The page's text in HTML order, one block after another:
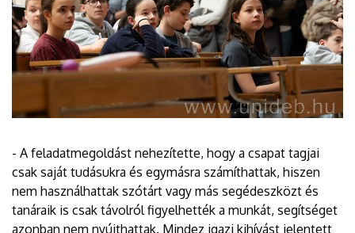
- A feladatmegoldást nehezítette, hogy a csapat tagjai
csak saját tudásukra és egymásra számíthattak, hiszen
nem használhattak szótárt vagy más segédeszközt és
tanáraik is csak távolról figyelhették a munkát, segítséget
azonban nem nyújthattak. Mindez igazi kihívást jelentett